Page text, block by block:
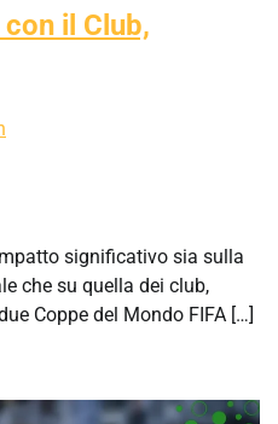
il Club,
significativo sia sulla
che su quella dei club,
Coppe del Mondo FIFA […]